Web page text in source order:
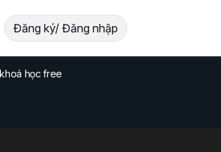
Đăng ký/ Đăng nhập
học free